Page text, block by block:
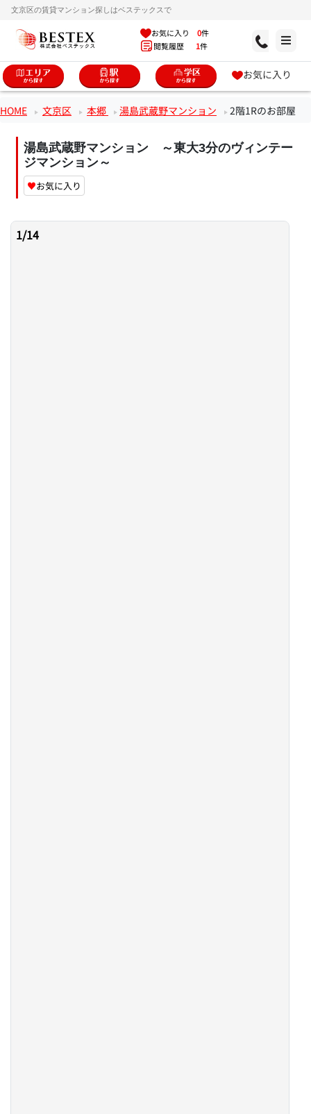
文京区の賃貸マンション探しはベステックスで
お気に入り 0件
閲覧履歴 1件
お気に入り
HOME 文京区 本郷 湯島武蔵野マンション 2階1Rのお部屋
湯島武蔵野マンション ～東大3分のヴィンテー
ジマンション～
♥お気に入り
1/14